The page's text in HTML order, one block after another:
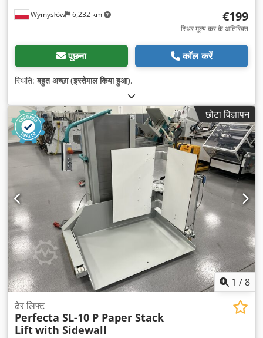
Wymysłów 6,232 km €199
स्थिर मूल्य कर के अतिरिक्त
पूछना कॉल करें
स्थिति:बहुत अच्छा (इस्तेमाल किया हुआ),
छोटा विज्ञापन
1 /8
ढेर लिफ्ट
Perfecta SL-10 P Paper Stack
Liftwith Sidewall